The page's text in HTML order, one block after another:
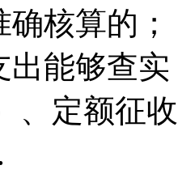
确核算的
出能够查
、定额征